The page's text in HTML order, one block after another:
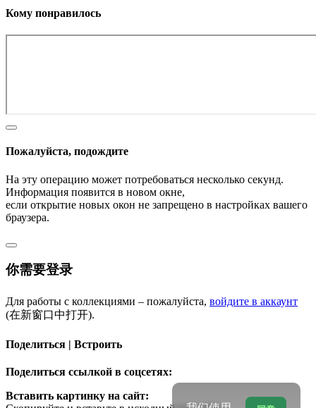
Кому понравилось
Пожалуйста, подождите
На эту операцию может потребоваться несколько секунд.
Информация появится в новом окне,
если открытие новых окон не запрещено в настройках вашего
браузера.
你需要登录
Для работы с коллекциями – пожалуйста, войдите в аккаунт
(在新窗口中打开).
Поделиться | Встроить
Поделиться ссылкой в соцсетях:
Вставить картинку на сайт: